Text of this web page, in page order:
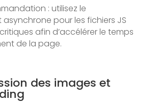
: utilisez le
pour les fichiers JS
afin d’accélérer le temps
de la page.
des images et